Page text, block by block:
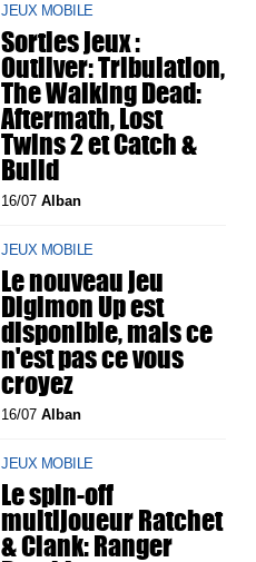
JEUX MOBILE
Sorties jeux :
Outliver: Tribulation,
The Walking Dead:
Aftermath, Lost
Twins 2 et Catch &
Build
16/07Alban
JEUX MOBILE
Le nouveau jeu
Digimon Up est
disponible, mais ce
n'est pas ce vous
croyez
16/07Alban
JEUX MOBILE
Le spin-off
multijoueur Ratchet
& Clank: Ranger